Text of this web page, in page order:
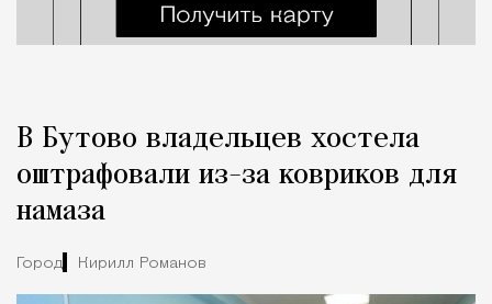
В Бутово владельцев хостела
оштрафовали из-за ковриков для
намаза
Город Кирилл Романов